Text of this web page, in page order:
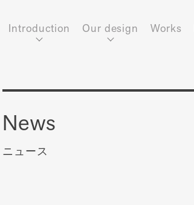
Introduction Our design Works
News
ニュース